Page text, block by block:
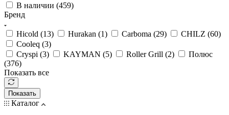
В наличии (459)
Бренд
Hicold (13) Hurakan (1) Carboma (29) CHILZ (60)
Cooleq (3)
Cryspi (3) KAYMAN (5) Roller Grill (2)
Полюс
(376)
Показать все
Показать
Каталог